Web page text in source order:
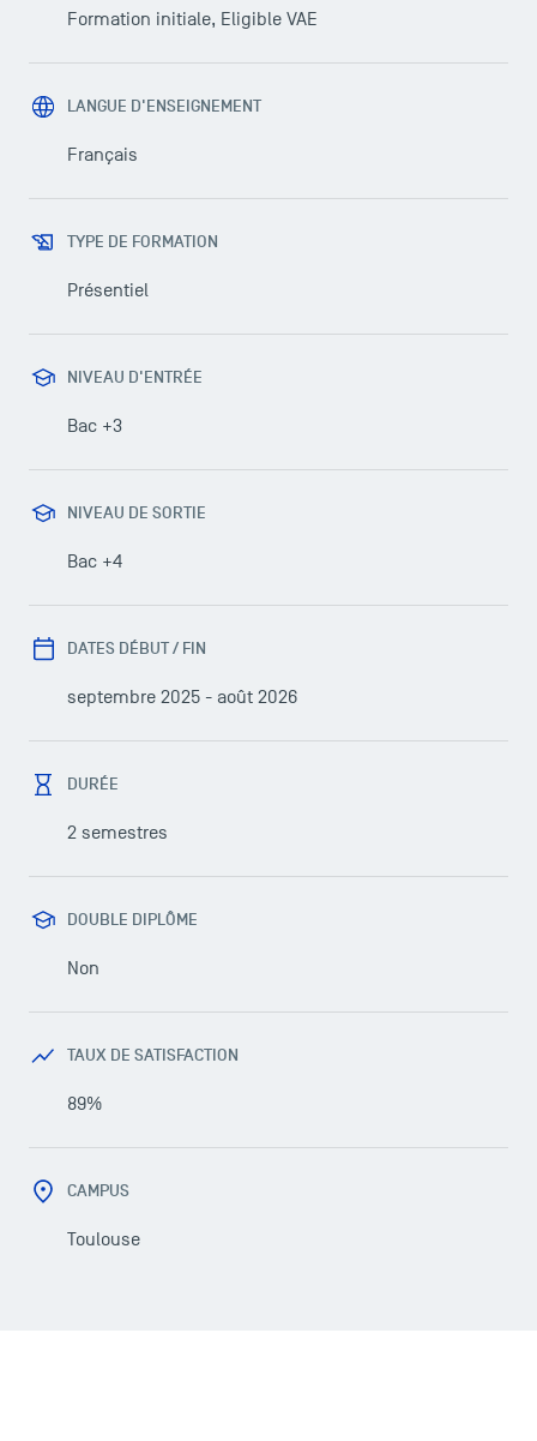
Formation initiale, Eligible VAE
LANGUE D'ENSEIGNEMENT
Français
TYPE DE FORMATION
Présentiel
NIVEAU D'ENTRÉE
Bac +3
NIVEAU DE SORTIE
Bac +4
DATES DÉBUT / FIN
septembre 2025 - août 2026
DURÉE
2 semestres
DOUBLE DIPLÔME
Non
TAUX DE SATISFACTION
89%
CAMPUS
Toulouse